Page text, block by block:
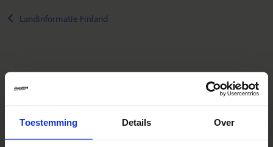
Toestemming Details Over
Landinformatie Finland
Reizen met Shoestring
De belangrijkste info op een rij
Bestemmingen